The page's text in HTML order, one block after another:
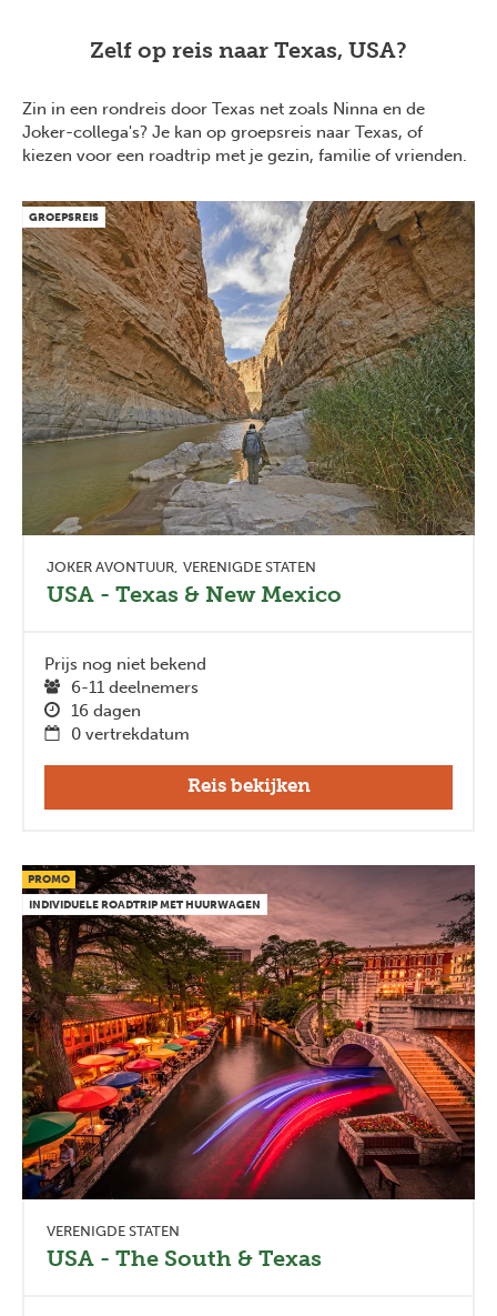
Zelf op reis naar Texas, USA?
Zin in een rondreis door Texas net zoals Ninna en de
Joker-collega's? Je kan op groepsreis naar Texas, of
kiezen voor een roadtrip met je gezin, familie of vrienden.
GROEPSREIS
JOKER AVONTUUR VERENIGDE STATEN
USA - Texas & New Mexico
Prijs nog niet bekend
6-11 deelnemers
16 dagen
0 vertrekdatum
Reis bekijken
PROMO
INDIVIDUELE ROADTRIP MET HUURWAGEN
VERENIGDE STATEN
USA - The South & Texas
Previous Next